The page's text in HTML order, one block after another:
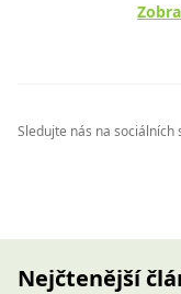
Sledujte nás na sociálních
Nejčtenější